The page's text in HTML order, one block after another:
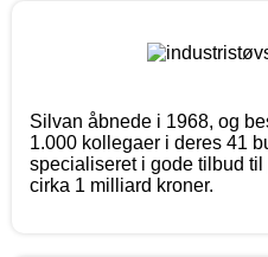
Silvan åbnede i 1968, og
1.000 kollegaer i deres 41
specialiseret i gode tilbud
cirka 1 milliard kroner.